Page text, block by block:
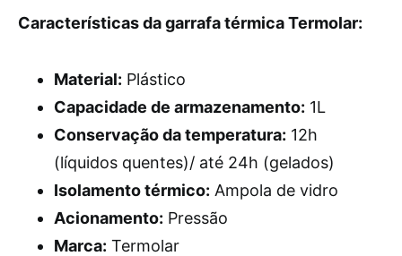
Características da garrafa térmica Termolar:
Material: Plástico
Capacidade de armazenamento: 1L
Conservação da temperatura: 12h
(líquidos quentes)/ até 24h (gelados)
Isolamento térmico: Ampola de vidro
Acionamento: Pressão
Marca: Termolar